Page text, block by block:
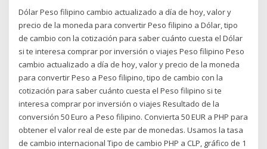
Dólar Peso filipino cambio actualizado a día de hoy, valor y
precio de la moneda para convertir Peso filipino a Dólar, tipo
de cambio con la cotización para saber cuánto cuesta el Dólar
si te interesa comprar por inversión o viajes Peso filipino Peso
cambio actualizado a día de hoy, valor y precio de la moneda
para convertir Peso a Peso filipino, tipo de cambio con la
cotización para saber cuánto cuesta el Peso filipino si te
interesa comprar por inversión o viajes Resultado de la
conversión 50 Euro a Peso filipino. Convierta 50 EUR a PHP para
obtener el valor real de este par de monedas. Usamos la tasa
de cambio internacional Tipo de cambio PHP a CLP, gráfico de 1